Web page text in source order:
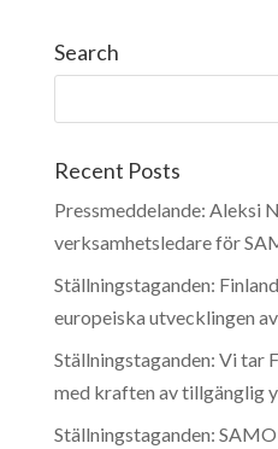
Search
Recent Posts
Pressmeddelande: Aleksi
verksamhetsledare för
Ställningstaganden:
europeiska utvecklingen
Ställningstaganden: Vi tar
med kraften av tillgänglig
Ställningstaganden: